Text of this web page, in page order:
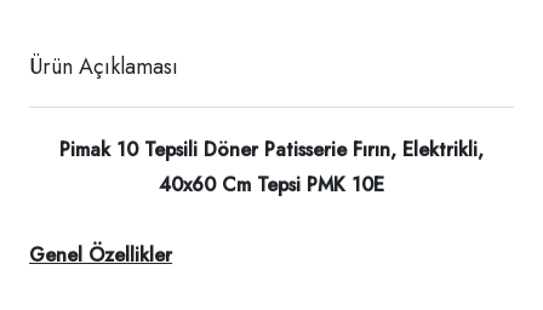
Ürün Açıklaması
Pimak 10 Tepsili Döner Patisserie Fırın, Elektrikli,
40x60 Cm Tepsi PMK 10E
Genel Özellikler